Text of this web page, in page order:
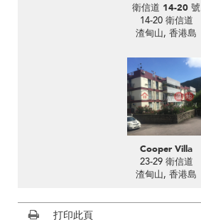
衛信道 14-20 號
14-20 衛信道
渣甸山, 香港島
Cooper Villa
23-29 衛信道
渣甸山, 香港島
打印此頁